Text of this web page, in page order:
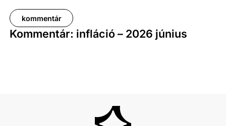
kommentár
Kommentár: infláció – 2026 június